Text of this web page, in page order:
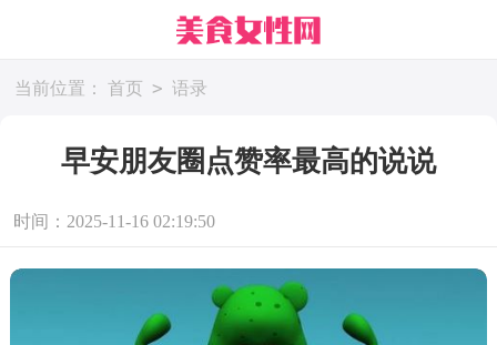
当前位置： 首页 > 语录
早安朋友圈点赞率最高的说说
时间：2025-11-16 02:19:50